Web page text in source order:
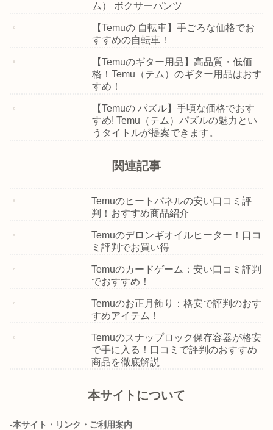
ム） ボクサーパンツ
【Temuの 自転車】手ごろな価格でお
すすめの自転車！
【Temuのギター用品】高品質・低価
格！Temu（テム）のギター用品はおす
すめ！
【Temuの パズル】手頃な価格でおす
すめ! Temu（テム）パズルの魅力とい
うタイトルが提案できます。
関連記事
Temuのヒートパネルの安い口コミ評
判！おすすめ商品紹介
Temuのデロンギオイルヒーター！口コ
ミ評判でお買い得
Temuのカードゲーム：安い口コミ評判
でおすすめ！
Temuのお正月飾り：格安で評判のおす
すめアイテム！
Temuのスナップロック保存容器が格安
で手に入る！口コミで評判のおすすめ
商品を徹底解説
本サイトについて
-本サイト・リンク・ご利用案内